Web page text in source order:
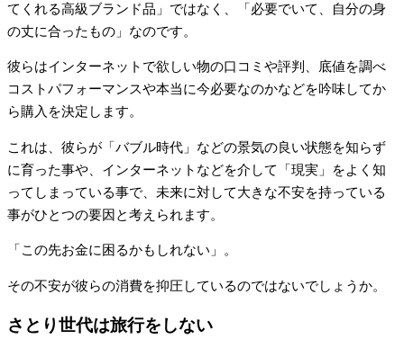
てくれる高級ブランド品」ではなく、「必要でいて、自分の身
の丈に合ったもの」なのです。
彼らはインターネットで欲しい物の口コミや評判、底値を調べ
コストパフォーマンスや本当に今必要なのかなどを吟味してか
ら購入を決定します。
これは、彼らが「バブル時代」などの景気の良い状態を知らず
に育った事や、インターネットなどを介して「現実」をよく知
ってしまっている事で、未来に対して大きな不安を持っている
事がひとつの要因と考えられます。
「この先お金に困るかもしれない」。
その不安が彼らの消費を抑圧しているのではないでしょうか。
さとり世代は旅行をしない